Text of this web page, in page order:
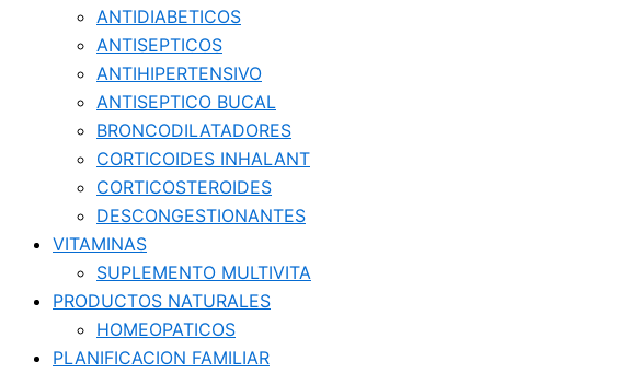
ANTIDIABETICOS
ANTISEPTICOS
ANTIHIPERTENSIVO
ANTISEPTICO BUCAL
BRONCODILATADORES
CORTICOIDES INHALANT
CORTICOSTEROIDES
DESCONGESTIONANTES
VITAMINAS
SUPLEMENTO MULTIVITA
PRODUCTOS NATURALES
HOMEOPATICOS
PLANIFICACION FAMILIAR